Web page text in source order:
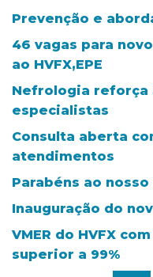
Prevenção e
46 vagas para
ao HVFX,EPE
Nefrologia reforça
especialistas
Consulta aberta
atendimentos
Parabéns ao
Inauguração do
VMER do HVFX
superior a 99%